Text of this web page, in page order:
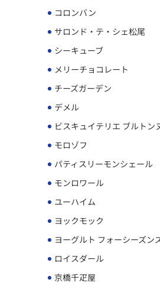
コロンバン
サロンド・テ・シェ松尾
シーキューブ
メリーチョコレート
チーズガーデン
デメル
ビスキュイテリエ ブルトン
モロゾフ
パティスリーモンシェール
モンロワール
ユーハイム
ヨックモック
ヨーグルト フォーシーズン
ロイスダール
京橋千疋屋